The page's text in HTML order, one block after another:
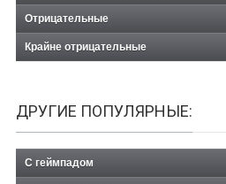
Отрицательные
Крайне отрицательные
ДРУГИЕ ПОПУЛЯРНЫЕ:
С геймпадом